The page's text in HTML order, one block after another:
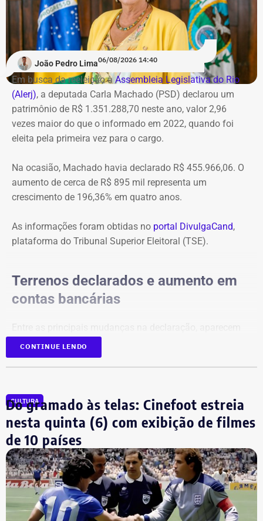
João Pedro Lima06/08/2026 14:40
Em busca da reeleição à Assembleia Legislativa do Rio
(Alerj), a deputada Carla Machado (PSD) declarou um
patrimônio de R$ 1.351.288,70 neste ano, valor 2,96
vezes maior do que o informado em 2022, quando foi
eleita pela primeira vez para o cargo.
Na ocasião, Machado havia declarado R$ 455.966,06. O
aumento de cerca de R$ 895 mil representa um
crescimento de 196,36% em quatro anos.
As informações foram obtidas no portal DivulgaCand,
plataforma do Tribunal Superior Eleitoral (TSE).
Terrenos declarados e aumento em
contas bancárias
dois terrenos, avaliados em R$ 50 mil e R$ 100 mil, além
de um imóvel no valor de R$ 220 mil e um bem declarado
como “outros bens e direitos”, de R$ 500 mil, que não
Os saldos em contas bancárias também cresceram. Os
depósitos em conta corrente, que somavam R$ 50.686,20
há quatro anos, passaram para R$ 97.543,64.
Já o apartamento herdado em Campos dos Goytacazes,
avaliado em R$ 187.475,88, e o imóvel herdado em São
João da Barra, de R$ 150 mil, permaneceram com os
mesmos valores declarados.
CONTINUE LENDO
CULTURA
Do gramado às telas: Cinefoot estreia
nesta quinta (6) com exibição de filmes
de 10 países